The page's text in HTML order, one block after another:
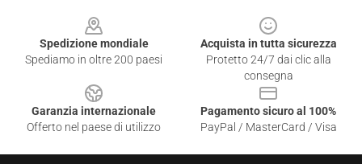
Spedizione mondiale
Spediamo in oltre 200 paesi
Acquista in tutta sicurezza
Protetto 24/7 dai clic alla
consegna
Garanzia internazionale
Offerto nel paese di utilizzo
Pagamento sicuro al 100%
PayPal / MasterCard / Visa